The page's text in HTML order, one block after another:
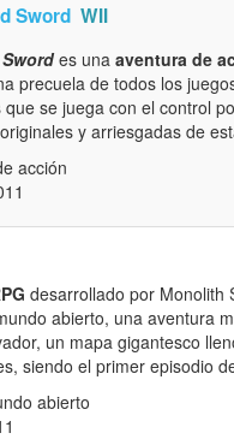
Sword WII
es una aventura de
precuela de todos los
se juega con el control
y arriesgadas de
acción
desarrollado por Monolith
abierto, una aventura
un mapa gigantesco
siendo el primer episodio
abierto